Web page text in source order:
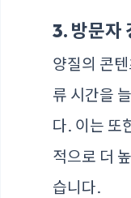
3. 방문자
양질의 콘
류 시간을
다. 이는 또
적으로 더
습니다.